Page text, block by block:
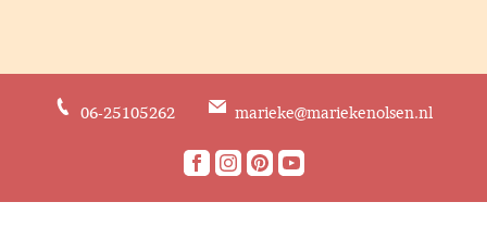
06-25105262 marieke@mariekenolsen.nl